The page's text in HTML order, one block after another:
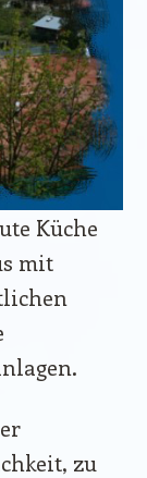
Küche
mit
zu